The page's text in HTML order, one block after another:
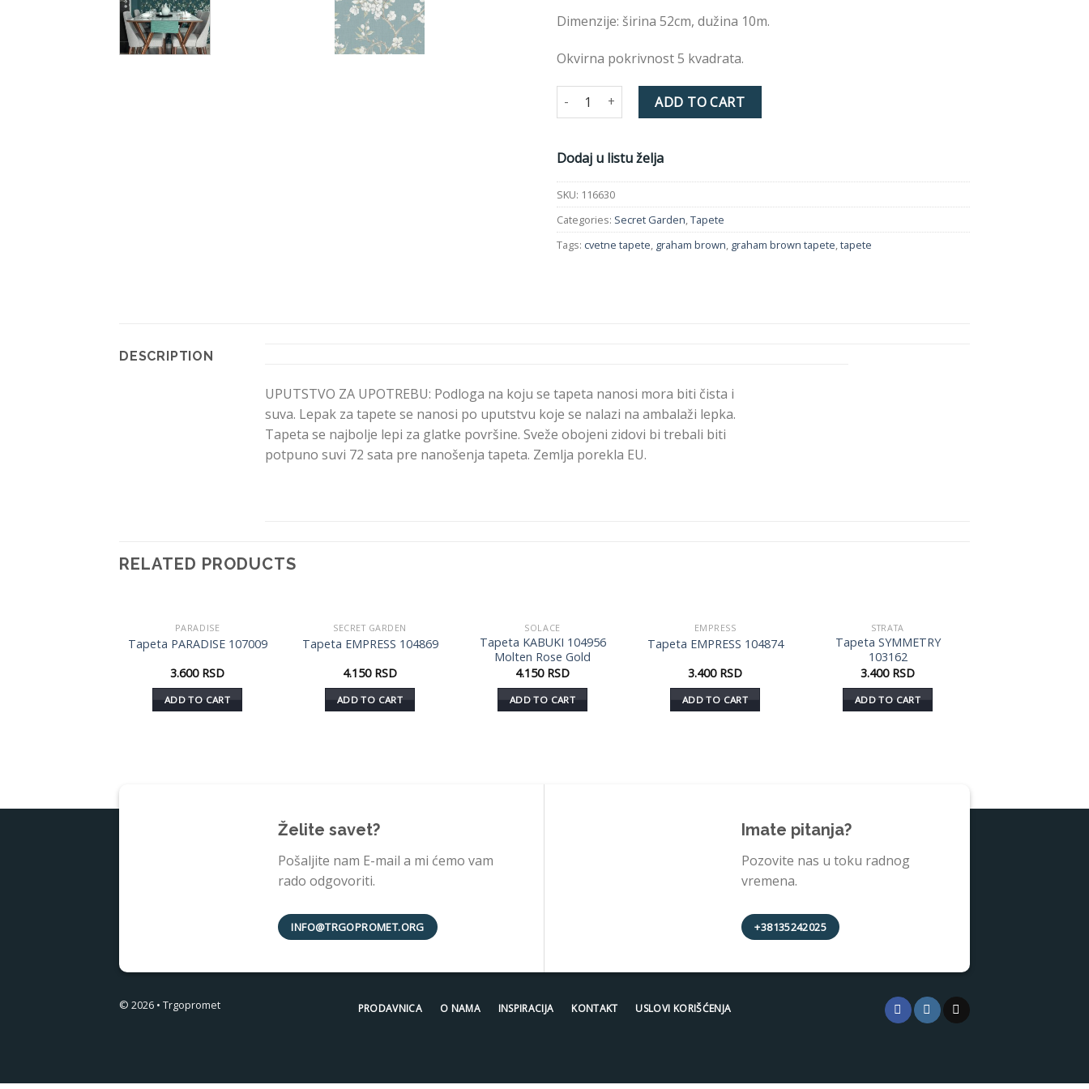
Dimenzije: širina 52cm, dužina 10m.
Okvirna pokrivnost 5 kvadrata.
Tapeta 116630 SECRET GARDEN quantity
ADD TO CART
Dodaj u listu želja
SKU: 116630
Categories: Secret Garden Tapete
Tags: cvetne tapete graham brown graham brown tapete tapete
DESCRIPTION
UPUTSTVO ZA UPOTREBU: Podloga na koju se tapeta nanosi mora biti čista i
suva. Lepak za tapete se nanosi po uputstvu koje se nalazi na ambalaži lepka.
Tapeta se najbolje lepi za glatke površine. Sveže obojeni zidovi bi trebali biti
potpuno suvi 72 sata pre nanošenja tapeta. Zemlja porekla EU.
RELATED PRODUCTS
Dodaj
u listu
PARADISE
Tapeta PARADISE 107009
3.600 RSD
ADD TO CART
Dodaj
u listu
SECRET GARDEN
Tapeta EMPRESS 104869
4.150 RSD
ADD TO CART
Dodaj
u listu
želja
SOLACE
Tapeta KABUKI 104956
Molten Rose Gold
4.150 RSD
ADD TO CART
Dodaj
u listu
EMPRESS
Tapeta EMPRESS 104874
3.400 RSD
ADD TO CART
Dodaj
u listu
STRATA
Tapeta SYMMETRY
103162
3.400 RSD
ADD TO CART
Želite savet?
Pošaljite nam E-mail a mi ćemo vam
rado odgovoriti.
INFO@TRGOPROMET.ORG
Imate pitanja?
Pozovite nas u toku radnog
vremena.
+38135242025
© 2026 • Trgopromet PRODAVNICA O NAMA INSPIRACIJA KONTAKT USLOVI KORIŠĆENJA